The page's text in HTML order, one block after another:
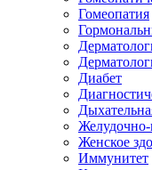
Гомеопатия
Диабет
Женское
Иммунитет